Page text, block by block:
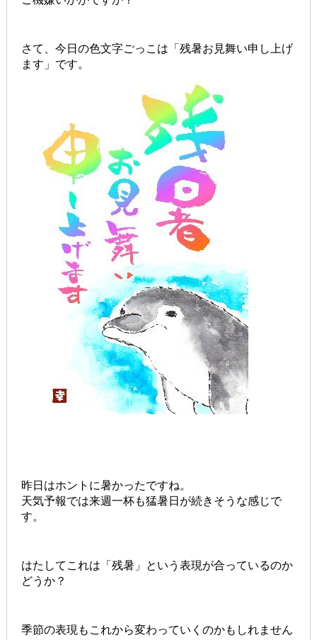
さて、今日の色文字ごっこは「残暑お見舞い申し上げ
ます」です。
昨日はホントに暑かったですね。
天気予報では来週一杯も猛暑日が続きそうな感じで
す。
はたしてこれは「残暑」という表現が合っているのか
どうか？
季節の表現もこれから変わっていくのかもしれません